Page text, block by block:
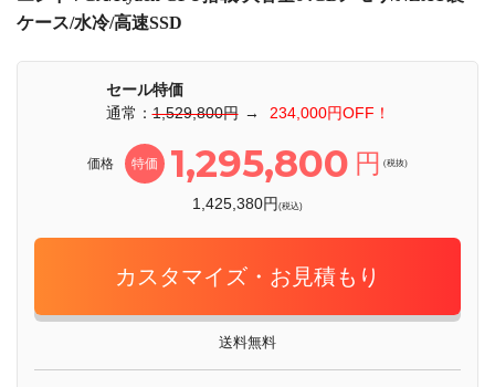
ケース/水冷/高速SSD
セール特価
通常：1,529,800円 → 234,000円OFF！
価格 特価 1,295,800 円 (税抜)
1,425,380円(税込)
カスタマイズ・お見積もり
送料無料